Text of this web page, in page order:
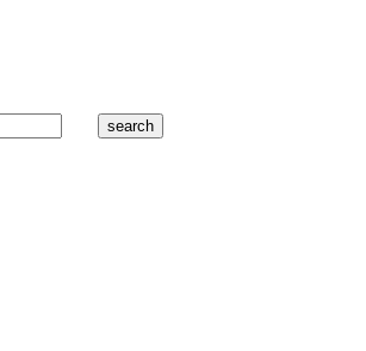
search